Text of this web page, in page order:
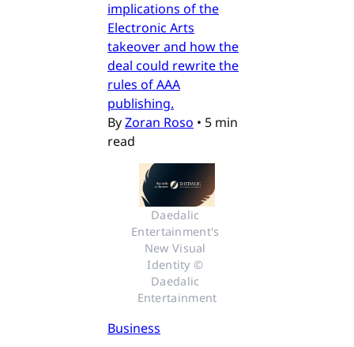
implications of the
Electronic Arts
takeover and how the
deal could rewrite the
rules of AAA
publishing.
ByZoran Roso • 5 min
read
Daedalic
Entertainment's
New Visual
Identity ©
Daedalic
Entertainment
Business